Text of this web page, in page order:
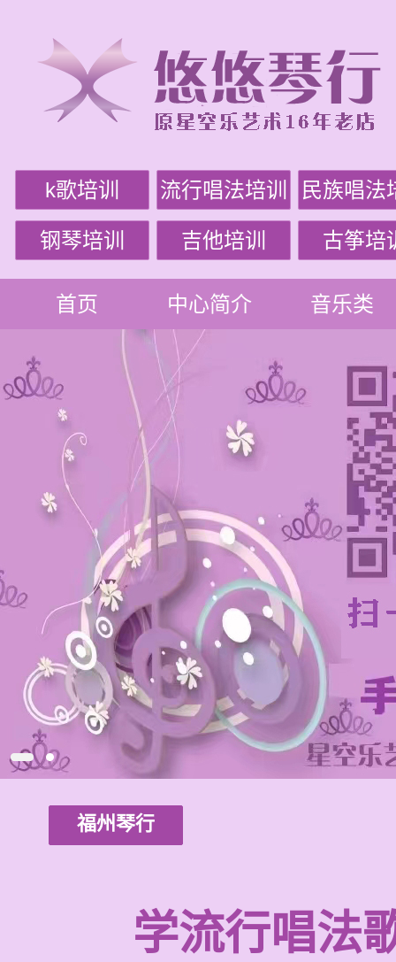
k歌培训 流行唱法培训 民族唱法
钢琴培训 吉他培训 古筝培
首页 中心简介 音乐类
福州琴行
学流行唱法